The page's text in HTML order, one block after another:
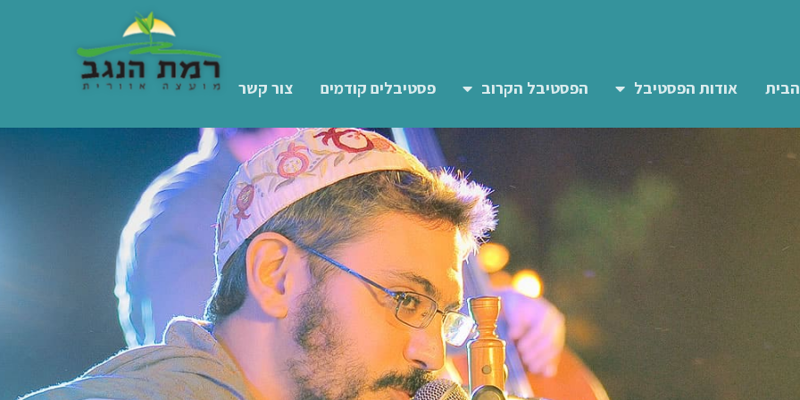
אודות הפסטיבל הפסטיבל הקרוב פסטיבלים קודמים צור קשר